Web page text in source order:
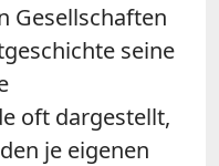
Gesellschaften
seine
oft dargestellt,
je eigenen